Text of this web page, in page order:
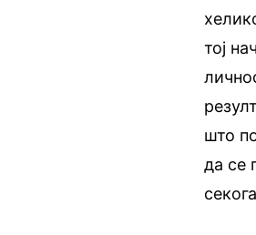
тој
што
да се